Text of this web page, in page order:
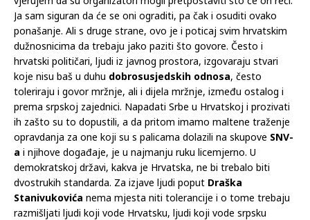
Ja sam siguran da će se oni ograditi, pa čak i osuditi ovako
ponašanje. Ali s druge strane, ovo je i poticaj svim hrvatskim
dužnosnicima da trebaju jako paziti što govore. Često i
hrvatski političari, ljudi iz javnog prostora, izgovaraju stvari
koje nisu baš u duhu dobrosusjedskih odnosa, često
toleriraju i govor mržnje, ali i dijela mržnje, između ostalog i
prema srpskoj zajednici. Napadati Srbe u Hrvatskoj i prozivati
ih zašto su to dopustili, a da pritom imamo maltene traženje
opravdanja za one koji su s palicama dolazili na skupove SNV-
a i njihove događaje, je u najmanju ruku licemjerno. U
demokratskoj državi, kakva je Hrvatska, ne bi trebalo biti
dvostrukih standarda. Za izjave ljudi poput Draška
Stanivukovića nema mjesta niti tolerancije i o tome trebaju
razmišljati ljudi koji vode Hrvatsku, ljudi koji vode srpsku